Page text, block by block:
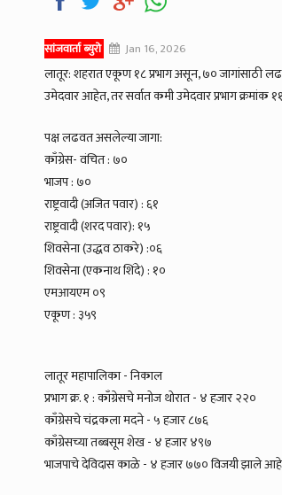
सांजवार्ता ब्युरो Jan 16, 2026
लातूर: शहरात एकूण १८ प्रभाग असून, ७० जागांसाठी
उमेदवार आहेत, तर सर्वात कमी उमेदवार प्रभाग
पक्ष लढवत असलेल्या जागा:
काँग्रेस- वंचित : ७०
भाजप : ७०
राष्ट्रवादी (अजित पवार) : ६१
राष्ट्रवादी (शरद पवार): १५
शिवसेना (उद्धव ठाकरे) :०६
शिवसेना (एकनाथ शिंदे) : १०
एमआयएम ०९
एकूण : ३५९
लातूर महापालिका - निकाल
प्रभाग क्र. १ : काँग्रेसचे मनोज थोरात - ४ हजार २२०
काँग्रेसचे चंद्रकला मदने - ५ हजार ८७६
काँग्रेसच्या तब्बसूम शेख - ४ हजार ४९७
भाजपाचे देविदास काळे - ४ हजार ७७० विजयी झाले